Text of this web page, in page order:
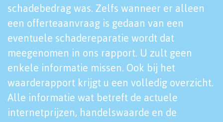
schadebedrag was. Zelfs wanneer er alleen
een offerteaanvraag is gedaan van een
eventuele schadereparatie wordt dat
meegenomen in ons rapport. U zult geen
enkele informatie missen. Ook bij het
waarderapport krijgt u een volledig overzicht.
Alle informatie wat betreft de actuele
internetprijzen, handelswaarde en de